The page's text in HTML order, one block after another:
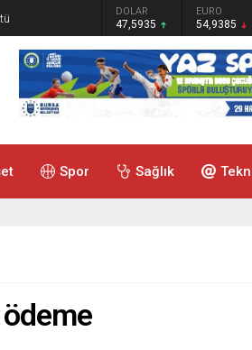
DOLAR
47,5935
EURO
54,9385
Spor Sağlık